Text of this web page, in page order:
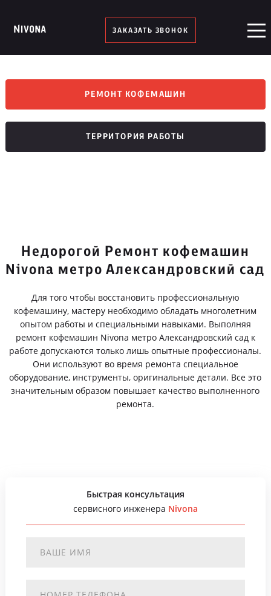
ЗАКАЗАТЬ ЗВОНОК
РЕМОНТ КОФЕМАШИН
ТЕРРИТОРИЯ РАБОТЫ
Недорогой Ремонт кофемашин
Nivona метро Александровский сад
Для того чтобы восстановить профессиональную
кофемашину, мастеру необходимо обладать многолетним
опытом работы и специальными навыками. Выполняя
ремонт кофемашин Nivona метро Александровский сад к
работе допускаются только лишь опытные профессионалы.
Они используют во время ремонта специальное
оборудование, инструменты, оригинальные детали. Все это
значительным образом повышает качество выполненного
ремонта.
Быстрая консультация
сервисного инженера Nivona